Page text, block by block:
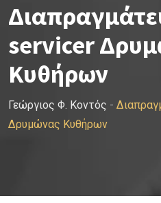
servicer
Κυθήρων
Γεώργιος Φ. Κοντός -
Δρυμώνας Κυθήρων